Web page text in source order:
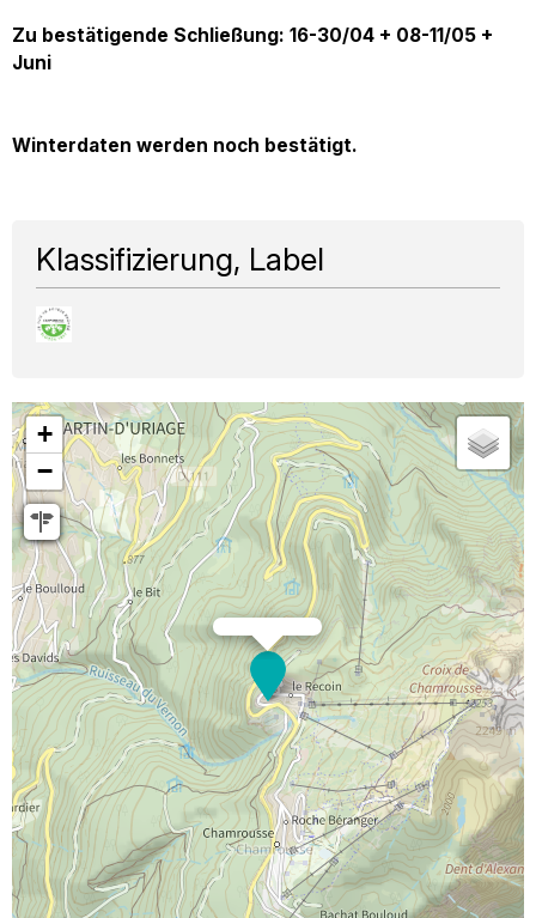
Zu bestätigende Schließung: 16-30/04 + 08-11/05 +
Juni
Winterdaten werden noch bestätigt.
Klassifizierung, Label
+
−